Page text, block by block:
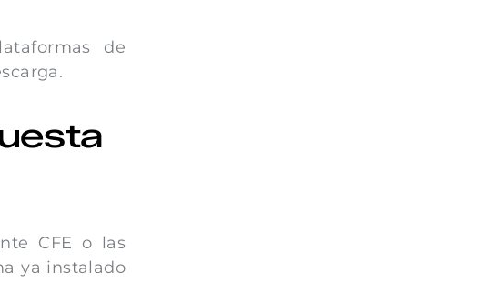
de
CFE o las
ya instalado